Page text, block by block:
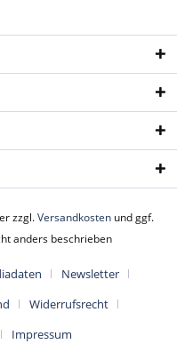
zzgl.Versandkosten und ggf.
anders beschrieben
Newsletter
Widerrufsrecht
Impressum